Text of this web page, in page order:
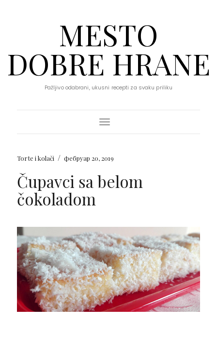
MESTO
DOBRE HRANE
Pažljivo odabrani, ukusni recepti za svaku priliku
Toggle Navigation
Torte i kolači / фебруар 20, 2019
Čupavci sa belom
čokoladom